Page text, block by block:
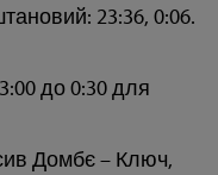
23:36, 0:06.
до 0:30 для
Домбє – Ключ,